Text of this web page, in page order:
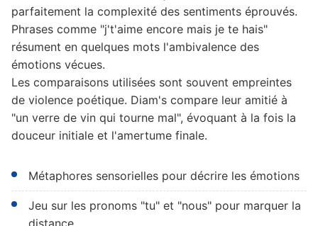
parfaitement la complexité des sentiments éprouvés.
Phrases comme "j't'aime encore mais je te hais"
résument en quelques mots l'ambivalence des
émotions vécues.
Les comparaisons utilisées sont souvent empreintes
de violence poétique. Diam's compare leur amitié à
"un verre de vin qui tourne mal", évoquant à la fois la
douceur initiale et l'amertume finale.
Métaphores sensorielles pour décrire les émotions
Jeu sur les pronoms "tu" et "nous" pour marquer la
distance